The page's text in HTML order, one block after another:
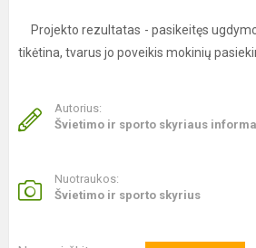
Projekto rezultatas - pasikeitęs
tikėtina, tvarus jo poveikis mokinių
Autorius:
Švietimo ir sporto skyriaus
Nuotraukos:
Švietimo ir sporto skyrius